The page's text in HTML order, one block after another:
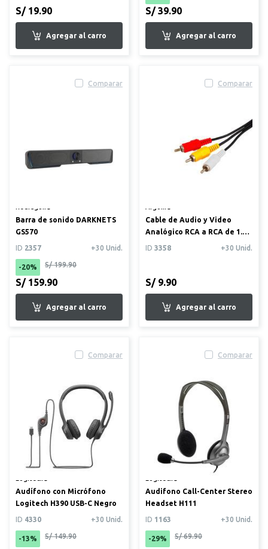
S/ 19.90 S/ 39.90
Comparar
Barra de sonido DARKNETS
GS570
ID 2357 +30 Unid.
-20% S/ 199.90
S/ 159.90
Comparar
Cable de Audio y Video
Analógico RCA a RCA de 1.5
metros
ID 3358 +30 Unid.
S/ 9.90
Comparar
Audífono con Micrófono
Logitech H390 USB-C Negro
ID 4330 +30 Unid.
-13% S/ 149.90
Comparar
Audifono Call-Center Stereo
Headset H111
ID 1163 +30 Unid.
-29% S/ 69.90